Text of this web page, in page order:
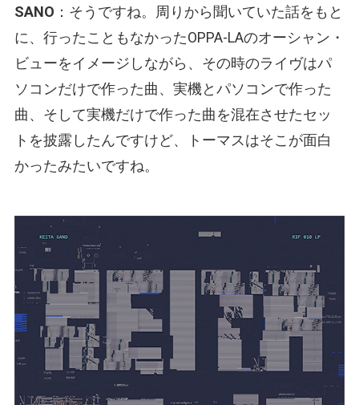
SANO ：そうですね。周りから聞いていた話をもと
に、行ったこともなかったOPPA-LAのオーシャン・
ビューをイメージしながら、その時のライヴはパ
ソコンだけで作った曲、実機とパソコンで作った
曲、そして実機だけで作った曲を混在させたセッ
トを披露したんですけど、トーマスはそこが面白
かったみたいですね。